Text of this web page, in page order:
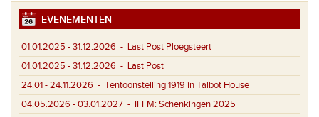
EVENEMENTEN
01.01.2025 - 31.12.2026 - Last Post Ploegsteert
01.01.2025 - 31.12.2026 - Last Post
24.01 - 24.11.2026 - Tentoonstelling 1919 in Talbot House
04.05.2026 - 03.01.2027 - IFFM: Schenkingen 2025